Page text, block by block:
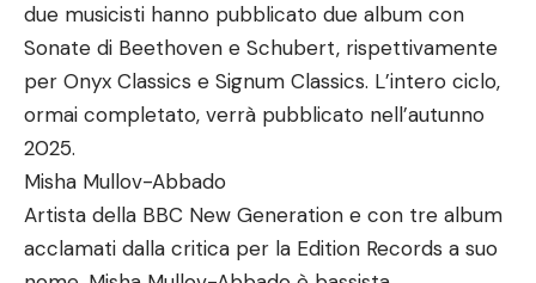
due musicisti hanno pubblicato due album con
Sonate di Beethoven e Schubert, rispettivamente
per Onyx Classics e Signum Classics. L’intero ciclo,
ormai completato, verrà pubblicato nell’autunno
2025.
Misha Mullov-Abbado
Artista della BBC New Generation e con tre album
acclamati dalla critica per la Edition Records a suo